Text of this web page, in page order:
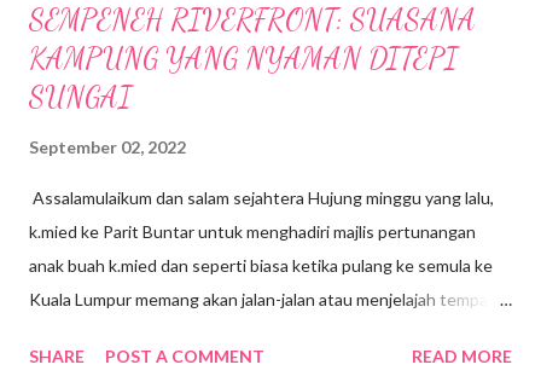
SEMPENEH RIVERFRONT: SUASANA
KAMPUNG YANG NYAMAN DITEPI
SUNGAI
September 02, 2022
Assalamulaikum dan salam sejahtera Hujung minggu yang lalu,
k.mied ke Parit Buntar untuk menghadiri majlis pertunangan
anak buah k.mied dan seperti biasa ketika pulang ke semula ke
Kuala Lumpur memang akan jalan-jalan atau menjelajah tempat-
k mied decide nak ke Daerah Batu Kurau , Taiping Perak .
SHARE POST A COMMENT READ MORE